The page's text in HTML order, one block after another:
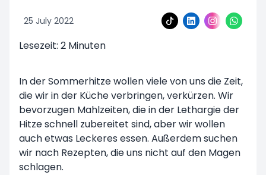
25 July 2022
Lesezeit: 2 Minuten
In der Sommerhitze wollen viele von uns die Zeit,
die wir in der Küche verbringen, verkürzen. Wir
bevorzugen Mahlzeiten, die in der Lethargie der
Hitze schnell zubereitet sind, aber wir wollen
auch etwas Leckeres essen. Außerdem suchen
wir nach Rezepten, die uns nicht auf den Magen
schlagen.